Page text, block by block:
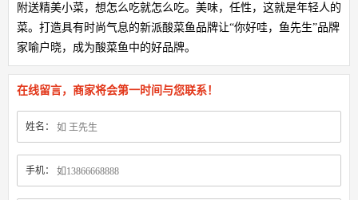
附送精美小菜，想怎么吃就怎么吃。美味，任性，这就是年轻人的
菜。打造具有时尚气息的新派酸菜鱼品牌让“你好哇，鱼先生”品牌
家喻户晓，成为酸菜鱼中的好品牌。
在线留言，商家将会第一时间与您联系！
姓名：
手机：